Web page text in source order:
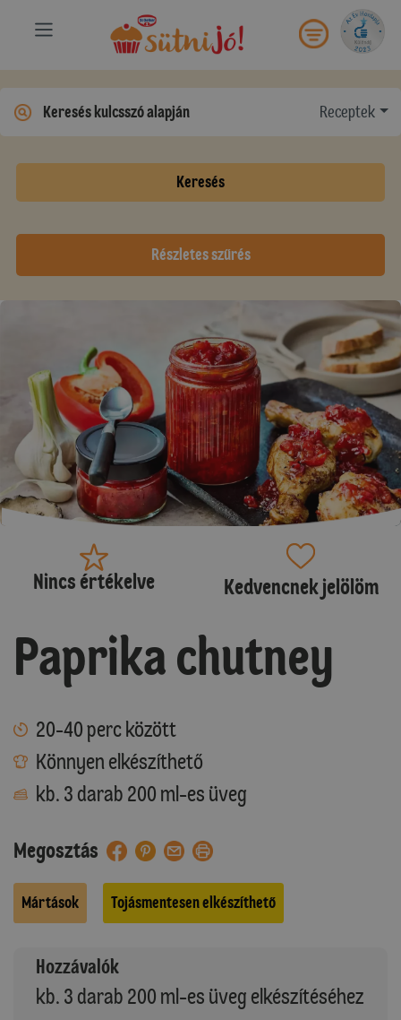
Receptek
Keresés
Részletes szűrés
Nincs értékelve Kedvencnek jelölöm
Paprika chutney
20-40 perc között
Könnyen elkészíthető
kb. 3 darab 200 ml-es üveg
Megosztás
Mártások Tojásmentesen elkészíthető
Hozzávalók
kb. 3 darab 200 ml-es üveg elkészítéséhez